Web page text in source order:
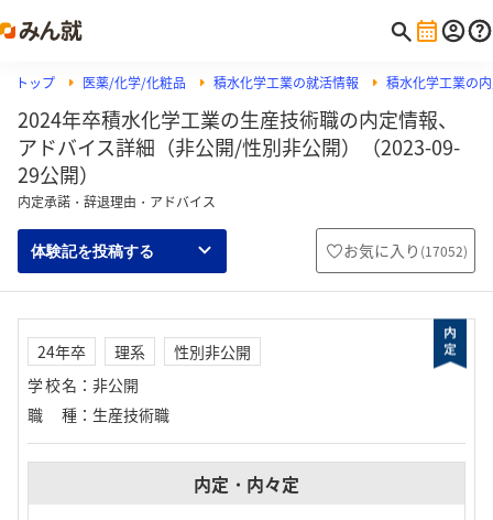
トップ 医薬/化学/化粧品 積水化学工業の就活情報 積水化学工業の
2024年卒積水化学工業の生産技術職の内定情報、
アドバイス詳細（非公開/性別非公開）（2023-09-
29公開）
内定承諾・辞退理由・アドバイス
体験記を投稿する お気に入り (17052)
24年卒 理系
性別非公開
学校名 ： 非公開
職種 ： 生産技術職
内定・内々定